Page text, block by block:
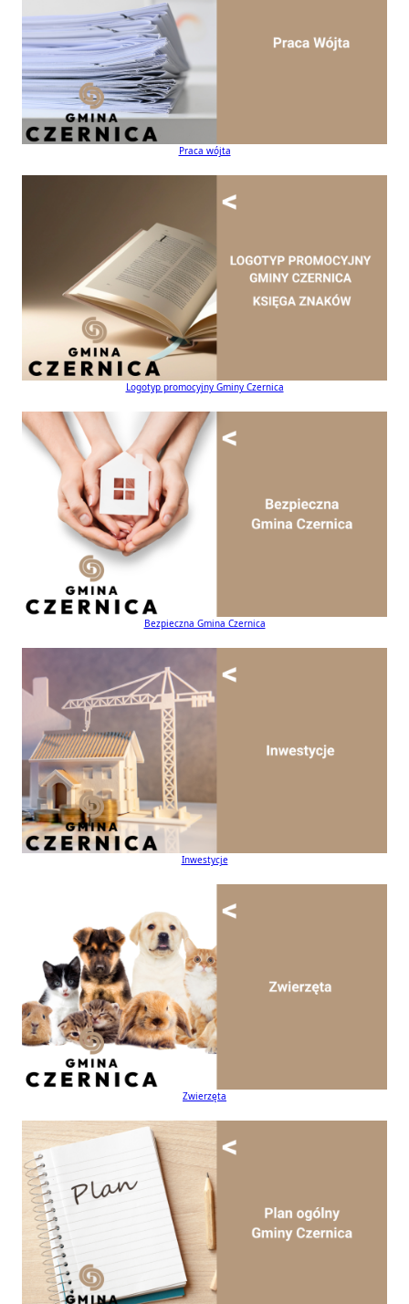
Praca wójta
Logotyp promocyjny Gminy Czernica
Bezpieczna Gmina Czernica
Inwestycje
Zwierzęta